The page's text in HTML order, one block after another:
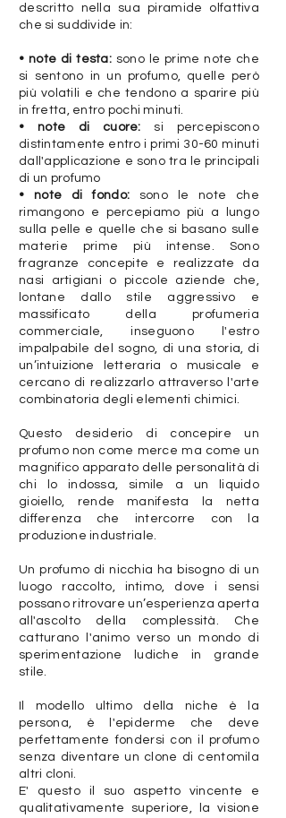
descritto nella sua piramide olfattiva
che si suddivide in:
• note di testa: sono le prime note che
si sentono in un profumo, quelle però
più volatili e che tendono a sparire più
in fretta, entro pochi minuti.
• note di cuore: si percepiscono
distintamente entro i primi 30-60 minuti
dall'applicazione e sono tra le principali
di un profumo
• note di fondo: sono le note che
rimangono e percepiamo più a lungo
sulla pelle e quelle che si basano sulle
materie prime più intense. Sono
fragranze concepite e realizzate da
nasi artigiani o piccole aziende che,
lontane dallo stile aggressivo e
massificato della profumeria
commerciale, inseguono l'estro
impalpabile del sogno, di una storia, di
un’intuizione letteraria o musicale e
cercano di realizzarlo attraverso l'arte
combinatoria degli elementi chimici.
Questo desiderio di concepire un
profumo non come merce ma come un
magnifico apparato delle personalità di
chi lo indossa, simile a un liquido
gioiello, rende manifesta la netta
differenza che intercorre con la
produzione industriale.
Un profumo di nicchia ha bisogno di un
luogo raccolto, intimo, dove i sensi
possano ritrovare un’esperienza aperta
all'ascolto della complessità. Che
catturano l'animo verso un mondo di
sperimentazione ludiche in grande
stile.
Il modello ultimo della niche è la
persona, è l'epiderme che deve
perfettamente fondersi con il profumo
senza diventare un clone di centomila
altri cloni.
E' questo il suo aspetto vincente e
qualitativamente superiore, la visione